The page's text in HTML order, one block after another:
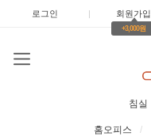
로그인 | 회원가입
+3,000원
침실
홈오피스